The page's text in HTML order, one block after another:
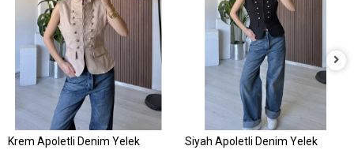
Krem Apoletli Denim Yelek Siyah Apoletli Denim Yelek